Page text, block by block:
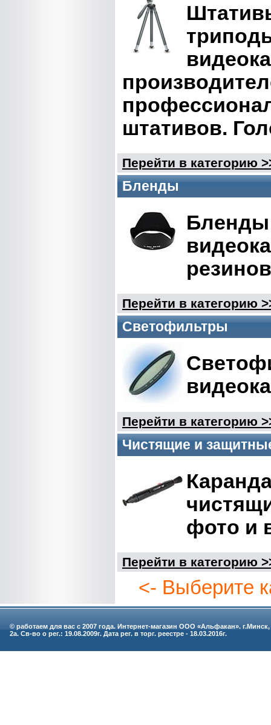
штативов.
Перейти в категорию
Бленды
Перейти в категорию
Светофильтры
Перейти в категорию
Чистящие и
фото и
Перейти в категорию
<- Выберите
© работаем для вас с 2007 года. Интернет-магазин ООО «Альфакан».
2а. Св-во о рег.: 19.08.2009г. Дата рег. в торг. реестре - 18.03.2016г.